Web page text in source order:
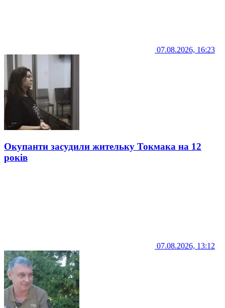
07.08.2026, 16:23
Окупанти засудили жительку Токмака на 12
років
07.08.2026, 13:12